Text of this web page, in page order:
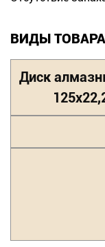
ВИДЫ ТОВАРА
Диск